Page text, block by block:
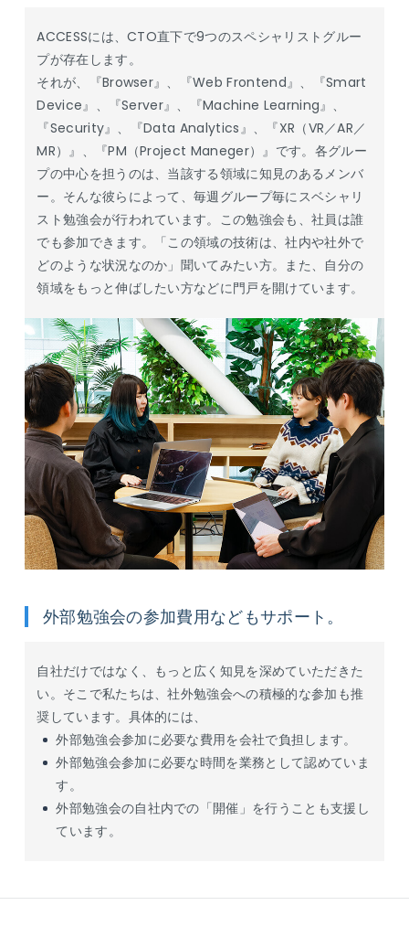
ACCESSには、CTO直下で9つのスペシャリストグルー
プが存在します。
それが、『Browser』、『Web Frontend』、『Smart
Device』、『Server』、『Machine Learning』、
『Security』、『Data Analytics』、『XR（VR／AR／
MR）』、『PM（Project Maneger）』です。各グルー
プの中心を担うのは、当該する領域に知見のあるメンバ
ー。そんな彼らによって、毎週グループ毎にスベシャリ
スト勉強会が行われています。この勉強会も、社員は誰
でも参加できます。「この領域の技術は、社内や社外で
どのような状況なのか」聞いてみたい方。また、自分の
領域をもっと伸ばしたい方などに門戸を開けています。
外部勉強会の参加費用などもサポート。
自社だけではなく、もっと広く知見を深めていただきた
い。そこで私たちは、社外勉強会への積極的な参加も推
奨しています。具体的には、
外部勉強会参加に必要な費用を会社で負担します。
外部勉強会参加に必要な時間を業務として認めていま
す。
外部勉強会の自社内での「開催」を行うことも支援し
ています。